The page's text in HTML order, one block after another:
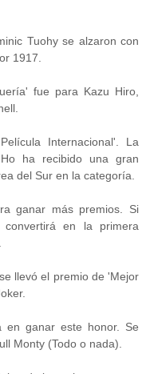
Tuohy se alzaron con
1917.
fue para Kazu Hiro,
Internacional'. La
ha recibido una gran
del Sur en la categoría.
ganar más premios. Si
en la primera
llevó el premio de 'Mejor
en ganar este honor. Se
Monty (Todo o nada).